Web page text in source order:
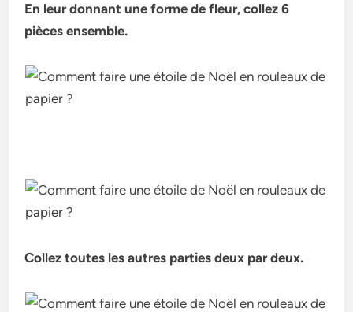
En leur donnant une forme de fleur, collez 6
pièces ensemble.
Collez toutes les autres parties deux par deux.